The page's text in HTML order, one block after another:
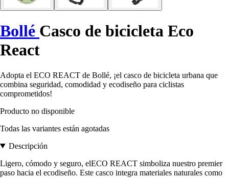
Bollé Casco de bicicleta Eco
React
Adopta el ECO REACT de Bollé, ¡el casco de bicicleta urbana que
combina seguridad, comodidad y ecodiseño para ciclistas
comprometidos!
Producto no disponible
Todas las variantes están agotadas
Descripción
Ligero, cómodo y seguro, elECO REACT simboliza nuestro premier
paso hacia el ecodiseño. Este casco integra materiales naturales como